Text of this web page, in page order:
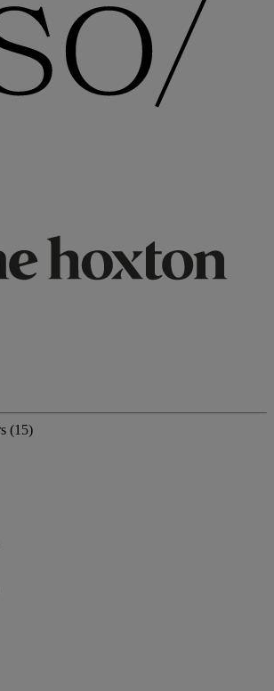
(15)